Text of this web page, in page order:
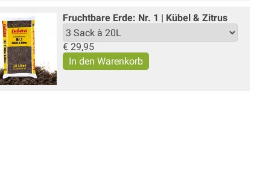
Fruchtbare Erde: Nr. 1 | Kübel & Zitrus
€ 29,95